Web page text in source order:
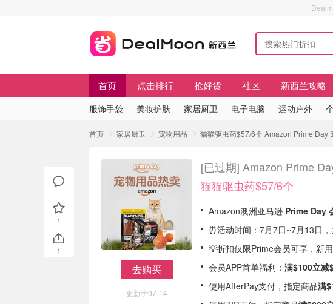
首页 点击排行 抢好货 社区 新西兰攻略
服饰手袋 美妆护肤 家居厨卫 电子电脑 运动户外
首页 家居厨卫 宠物用品 猫猫驱虫药$57/6个 Amazon Prime Day
去购买
更新于07-14
[已过期] Amazon Prime
猫猫驱虫药$57/6个
Amazon澳洲亚马逊 Prime Day
⏰活动时间：7月7日~7月13日，
💡折扣仅限Prime会员可享，新
会员APP首单福利： 满$100立减
使用AfterPay支付，指定商品满
1
1